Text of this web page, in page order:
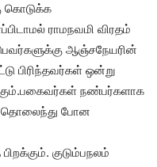
கொடுக்க
ராமநவமி விரதம்
ஆஞ்சநேயரின்
பிரிந்தவர்கள் ஒன்று
நண்பர்களாக
தொலைந்து போன
குடும்பநலம்